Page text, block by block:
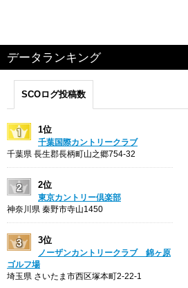
データランキング
SCOログ投稿数
1位
千葉国際カントリークラブ
千葉県 長生郡長柄町山之郷754-32
2位
東京カントリー倶楽部
神奈川県 秦野市寺山1450
3位
ノーザンカントリークラブ 錦ヶ原
ゴルフ場
埼玉県 さいたま市西区塚本町2-22-1